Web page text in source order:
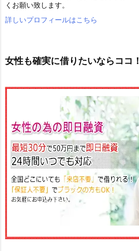
くお願い致します。
詳しいプロフィールはこちら
女性も確実に借りたいならココ！